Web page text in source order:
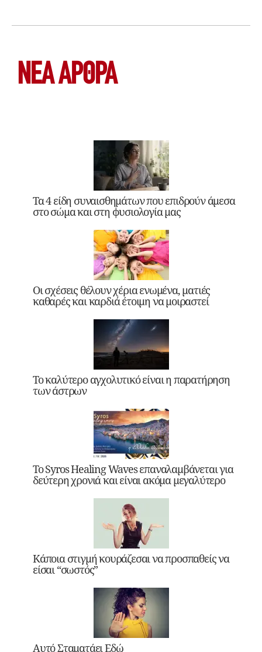
ΝΕΑ ΆΡΘΡΑ
Τα 4 είδη συναισθημάτων που επιδρούν άμεσα
στο σώμα και στη φυσιολογία μας
Οι σχέσεις θέλουν χέρια ενωμένα, ματιές
καθαρές και καρδιά έτοιμη να μοιραστεί
Το καλύτερο αγχολυτικό είναι η παρατήρηση
των άστρων
Το Syros Healing Waves επαναλαμβάνεται για
δεύτερη χρονιά και είναι ακόμα μεγαλύτερο
Κάποια στιγμή κουράζεσαι να προσπαθείς να
είσαι “σωστός”
Αυτό Σταματάει Εδώ